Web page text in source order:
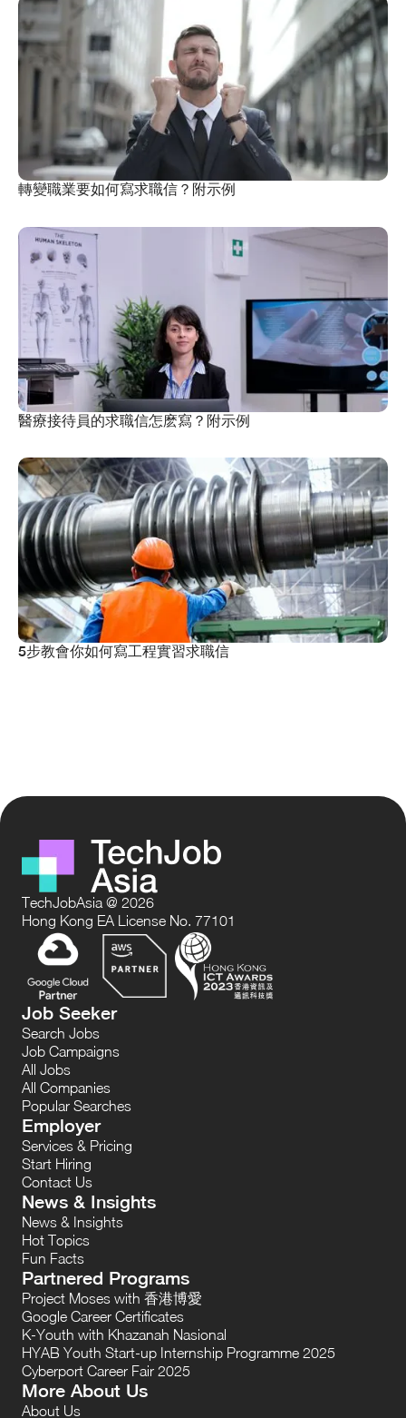
轉變職業要如何寫求職信？附示例
醫療接待員的求職信怎麽寫？附示例
5步教會你如何寫工程實習求職信
TechJobAsia @ 2026
Hong Kong EA License No. 77101
Job Seeker
Search Jobs
Job Campaigns
All Jobs
All Companies
Popular Searches
Employer
Services & Pricing
Start Hiring
Contact Us
News & Insights
News & Insights
Hot Topics
Fun Facts
Partnered Programs
Project Moses with 香港博愛
Google Career Certificates
K-Youth with Khazanah Nasional
HYAB Youth Start-up Internship Programme 2025
Cyberport Career Fair 2025
More About Us
About Us